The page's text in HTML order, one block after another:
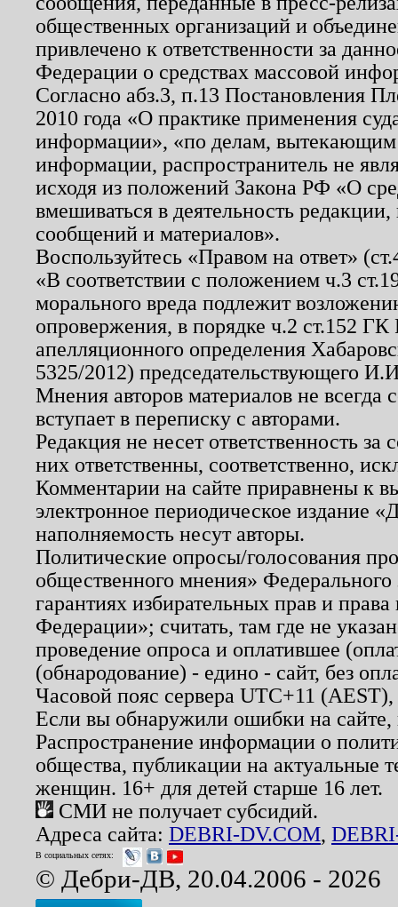
общественных организаций и
привлечено к ответственности за
Федерации о средствах массовой
Согласно абз.3, п.13 Постановления
2010 года «О практике применения
информации», «по делам, вытекающим
информации, распространитель не
исходя из положений Закона РФ «О
вмешиваться в деятельность
сообщений и материалов».
Воспользуйтесь «Правом на ответ»
«В соответствии с положением ч.3
морального вреда подлежит
опровержения, в порядке ч.2 ст.152
апелляционного определения
5325/2012) председательствующего
Мнения авторов материалов не
вступает в переписку с авторами.
Редакция не несет ответственность
них ответственны, соответственно,
Комментарии на сайте приравнены к
электронное периодическое издание
наполняемость несут авторы.
Политические опросы/голосования
общественного мнения»
гарантиях избирательных прав и
Федерации»; считать, там где не
проведение опроса и оплатившее
(обнародование) - едино - сайт, без
Часовой пояс сервера UTC+11
Если вы обнаружили ошибки на
Распространение информации о
общества, публикации на актуальные
женщин. 16+ для детей старше 16 лет.
СМИ не получает субсидий.
Адреса сайта: DEBRI-DV.COM,
В социальных сетях:
© Дебри-ДВ, 20.04.2006 - 2026